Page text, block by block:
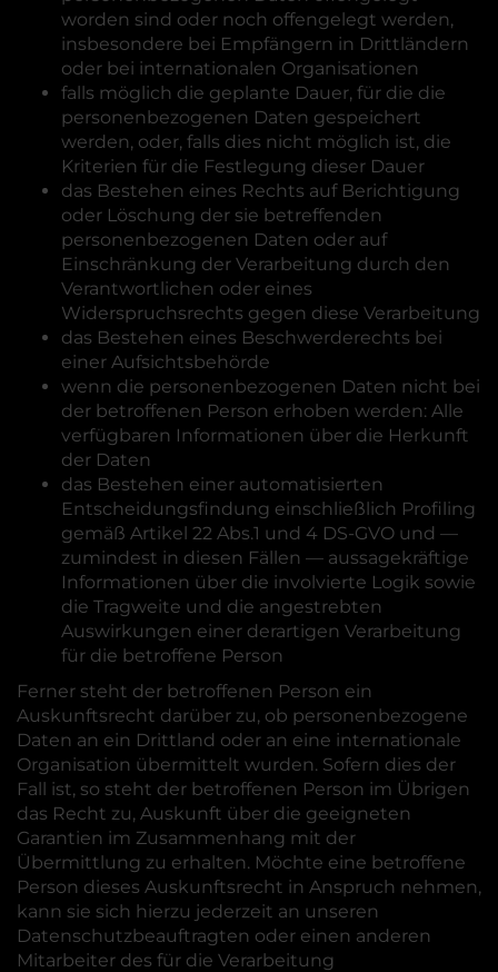
worden sind oder noch offengelegt werden,
insbesondere bei Empfängern in Drittländern
oder bei internationalen Organisationen
falls möglich die geplante Dauer, für die die
personenbezogenen Daten gespeichert
werden, oder, falls dies nicht möglich ist, die
Kriterien für die Festlegung dieser Dauer
das Bestehen eines Rechts auf Berichtigung
oder Löschung der sie betreffenden
personenbezogenen Daten oder auf
Einschränkung der Verarbeitung durch den
Verantwortlichen oder eines
Widerspruchsrechts gegen diese Verarbeitung
das Bestehen eines Beschwerderechts bei
einer Aufsichtsbehörde
wenn die personenbezogenen Daten nicht bei
der betroffenen Person erhoben werden: Alle
verfügbaren Informationen über die Herkunft
der Daten
das Bestehen einer automatisierten
Entscheidungsfindung einschließlich Profiling
gemäß Artikel 22 Abs.1 und 4 DS-GVO und —
zumindest in diesen Fällen — aussagekräftige
Informationen über die involvierte Logik sowie
die Tragweite und die angestrebten
Auswirkungen einer derartigen Verarbeitung
für die betroffene Person
Ferner steht der betroffenen Person ein
Auskunftsrecht darüber zu, ob personenbezogene
Daten an ein Drittland oder an eine internationale
Organisation übermittelt wurden. Sofern dies der
Fall ist, so steht der betroffenen Person im Übrigen
das Recht zu, Auskunft über die geeigneten
Garantien im Zusammenhang mit der
Übermittlung zu erhalten. Möchte eine betroffene
Person dieses Auskunftsrecht in Anspruch nehmen,
kann sie sich hierzu jederzeit an unseren
Datenschutzbeauftragten oder einen anderen
Mitarbeiter des für die Verarbeitung